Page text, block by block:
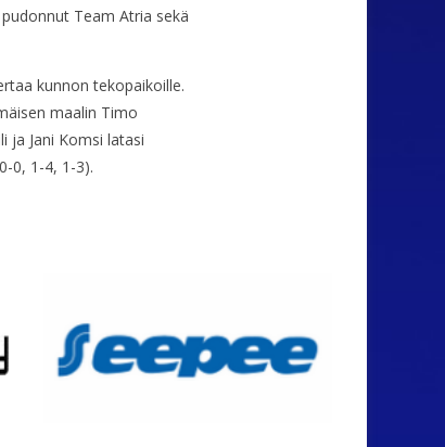
Team Atria sekä
kunnon tekopaikoille.
maalin Timo
ja Jani Komsi latasi
0, 1-4, 1-3).